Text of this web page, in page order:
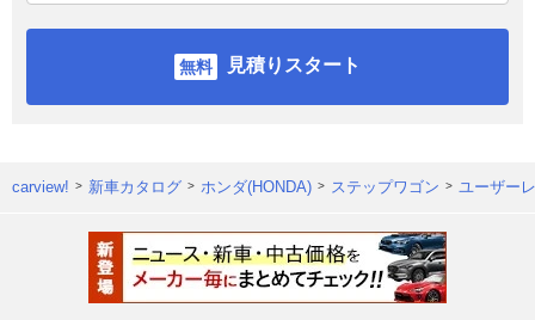
見積りスタート
carview! 新車カタログ ホンダ(HONDA) ステップワゴン ユーザー